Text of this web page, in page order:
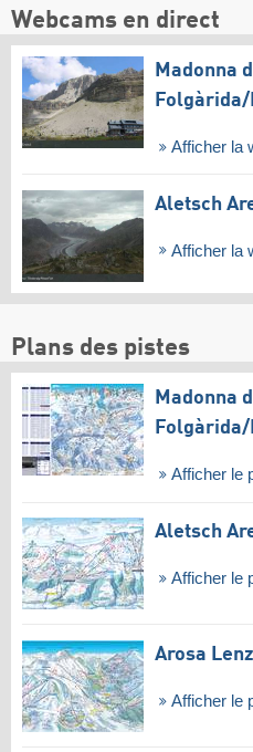
Webcams en direct
Madonna
Afficher la
Aletsch
Afficher la
Plans des pistes
Madonna
Afficher le
Aletsch
Afficher le
Arosa
Afficher le